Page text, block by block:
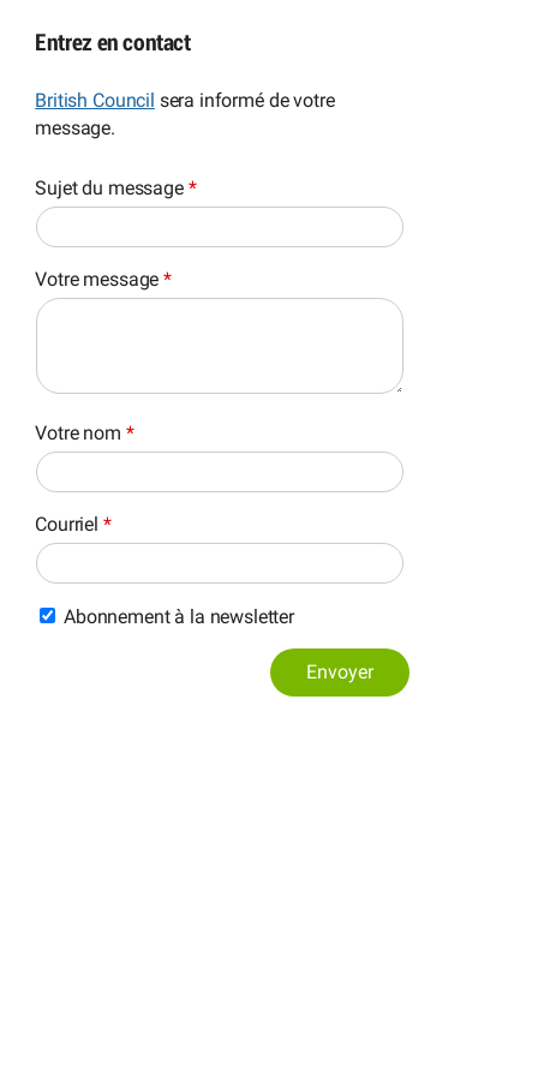
Entrez en contact
British Council sera informé de votre
message.
Sujet du message *
Votre message*
Votre nom *
Courriel *
Abonnement à la newsletter
Envoyer